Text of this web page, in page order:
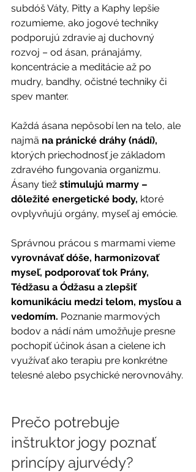
subdóš Váty, Pitty a Kaphy lepšie
rozumieme, ako jogové techniky
podporujú zdravie aj duchovný
rozvoj – od ásan, pránajámy,
koncentrácie a meditácie až po
mudry, bandhy, očistné techniky či
spev manter.
Každá ásana nepôsobí len na telo, ale
najmä na pránické dráhy (nádí),
ktorých priechodnosť je základom
zdravého fungovania organizmu.
Ásany tiež stimulujú marmy –
dôležité energetické body, ktoré
ovplyvňujú orgány, myseľ aj emócie.
Správnou prácou s marmami vieme
vyrovnávať dóše, harmonizovať
myseľ, podporovať tok Prány,
Tédžasu a Ódžasu a zlepšiť
komunikáciu medzi telom, mysľou a
vedomím. Poznanie marmových
bodov a nádí nám umožňuje presne
pochopiť účinok ásan a cielene ich
využívať ako terapiu pre konkrétne
telesné alebo psychické nerovnováhy.
Prečo potrebuje
inštruktor jogy poznať
princípy ajurvédy?